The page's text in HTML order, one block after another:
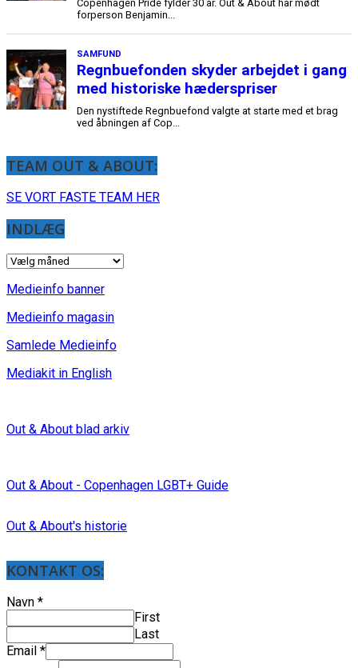
TEAM OUT & ABOUT:
SE VORT FASTE TEAM HER
INDLÆG
INDLÆG
Medieinfo banner
Medieinfo magasin
Samlede Medieinfo
Mediakit in English
Out & About blad arkiv
Out & About - Copenhagen LGBT+ Guide
Out & About's historie
KONTAKT OS:
Navn *
First
Last
Email *